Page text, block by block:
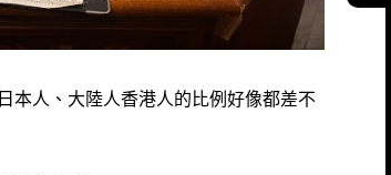
本人、大陸人香港人的比例好像都差不